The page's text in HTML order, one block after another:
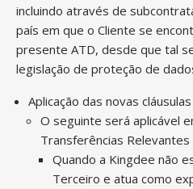
incluindo através de
país em que o Cliente se
presente ATD, desde que tal
legislação de proteção de
Aplicação das novas
O seguinte será aplicável
Transferências
Quando a Kingdee não
Terceiro e atua como